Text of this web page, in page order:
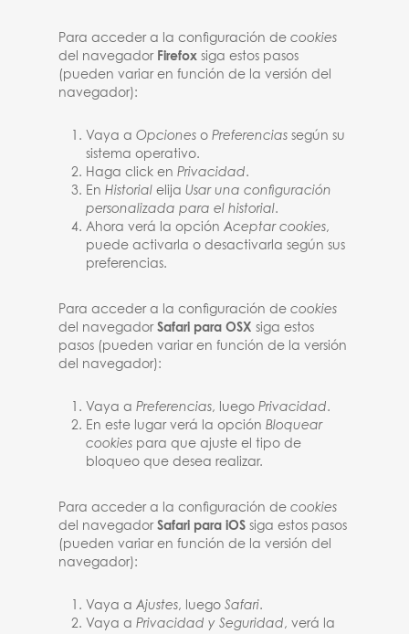
Para acceder a la configuración de cookies
del navegador Firefox siga estos pasos
(pueden variar en función de la versión del
navegador):
Vaya a Opciones o Preferencias según su
sistema operativo.
Haga click en Privacidad.
En Historial elija Usar una configuración
personalizada para el historial.
Ahora verá la opción Aceptar cookies,
puede activarla o desactivarla según sus
preferencias.
Para acceder a la configuración de cookies
del navegador Safari para OSX siga estos
pasos (pueden variar en función de la versión
del navegador):
Vaya a Preferencias, luego Privacidad.
En este lugar verá la opción Bloquear
cookies para que ajuste el tipo de
bloqueo que desea realizar.
Para acceder a la configuración de cookies
del navegador Safari para iOS siga estos pasos
(pueden variar en función de la versión del
navegador):
Vaya a Ajustes, luego Safari.
Vaya a Privacidad y Seguridad, verá la